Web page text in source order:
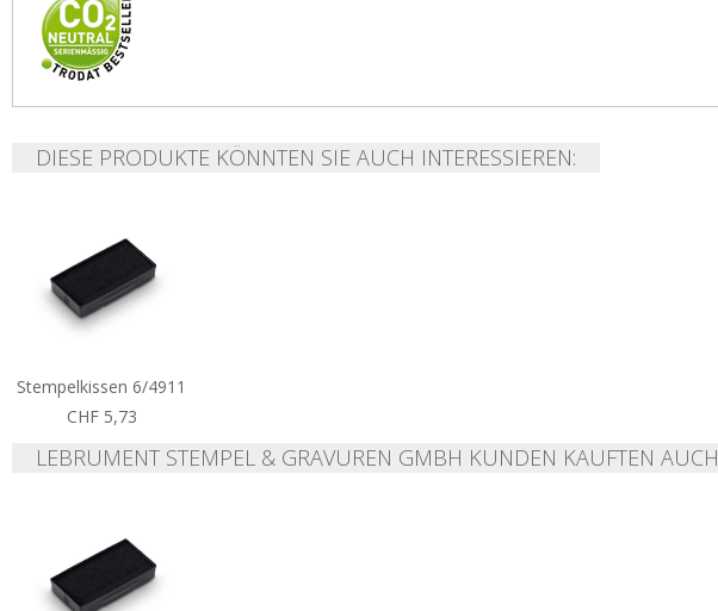
DIESE PRODUKTE KÖNNTEN SIE AUCH INTERESSIEREN:
Stempelkissen 6/4911
CHF 5,73
LEBRUMENT STEMPEL & GRAVUREN GMBH KUNDEN KAUFTEN AUCH